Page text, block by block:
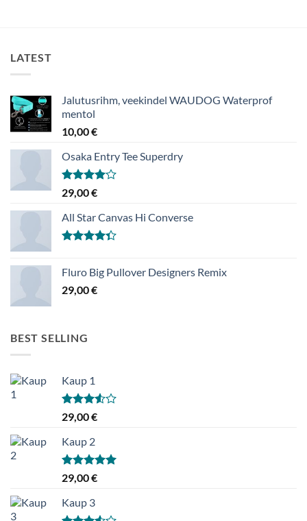
LATEST
Jalutusrihm, veekindel WAUDOG Waterprof
mentol
10,00€
Osaka Entry Tee Superdry
Hinnanguga
4.00
29,00€
All Star Canvas Hi Converse
Fluro Big Pullover Designers Remix
29,00€
BEST SELLING
Kaup 1
Hinnanguga
3.50
29,00€
Kaup 2
Hinnanguga
5.00
29,00€
Kaup 3